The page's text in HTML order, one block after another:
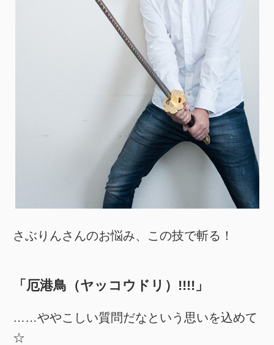
さぶりんさんのお悩み、この技で斬る！
「厄港鳥（ヤッコウドリ）!!!!」
……ややこしい質問だなという思いを込めて
☆